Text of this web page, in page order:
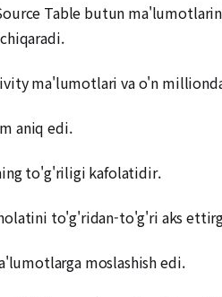
Table butun
ma'lumotlari va o'n
aniq edi.
to'g'riligi kafolatidir.
to'g'ridan-to'g'ri aks
moslashish edi.